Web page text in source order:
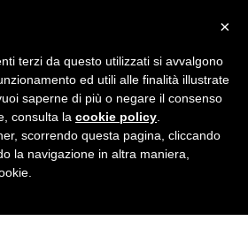
×
terzi da questo utilizzati si avvalgono
ed utili alle finalità illustrate
saperne di più o negare il consenso
consulta la cookie policy
scorrendo questa pagina, cliccando
la navigazione in altra maniera,